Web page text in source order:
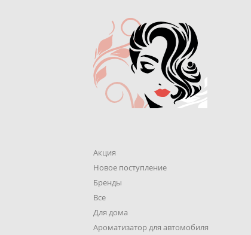
Акция
Новое поступление
Бренды
Все
Для дома
Ароматизатор для автомобиля